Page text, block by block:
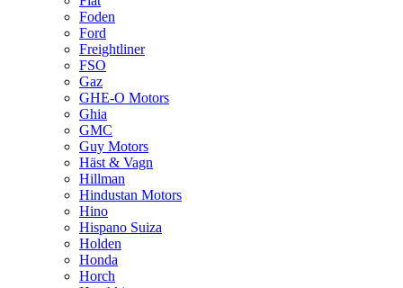
Foden
Ford
Freightliner
FSO
Gaz
GHE-O Motors
Ghia
GMC
Guy Motors
Häst & Vagn
Hillman
Hindustan Motors
Hino
Hispano Suiza
Holden
Honda
Horch